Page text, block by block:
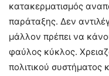
κατακερματισμός
παράταξης. Δεν
μάλλον πρέπει να
φαύλος κύκλος.
πολιτικού συστήματος